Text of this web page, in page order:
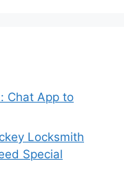
Chat App to
Locksmith
Special